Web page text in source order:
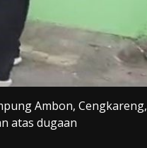
Ambon, Cengkareng,
atas dugaan